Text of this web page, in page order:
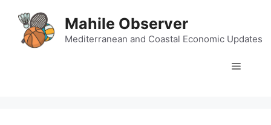
content
Mahile Observer
Mediterranean and Coastal Economic Updates
Menu